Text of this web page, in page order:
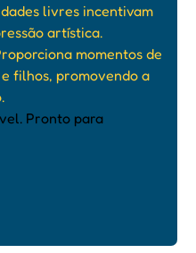
livres incentivam
artística.
momentos de
filhos, promovendo a
Pronto para